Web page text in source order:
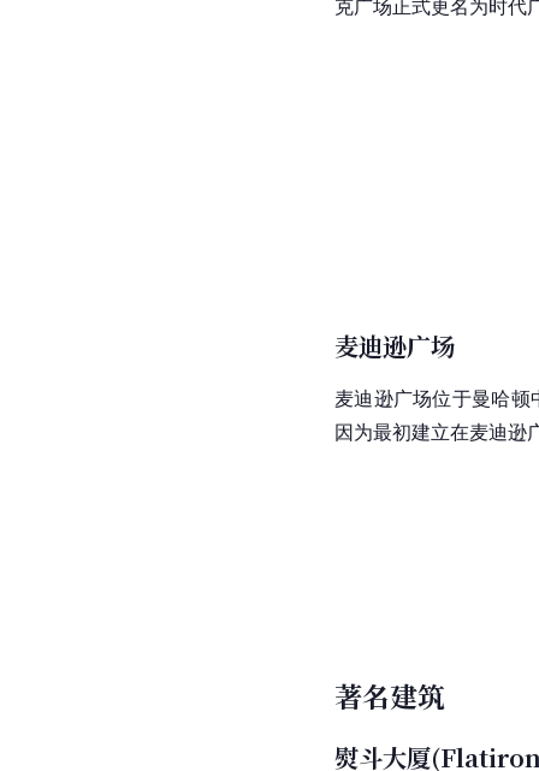
克广场正式更名为时代
麦迪逊广场
麦迪逊广场位于曼哈
因为最初建立在麦迪逊
著名建筑
熨斗大厦